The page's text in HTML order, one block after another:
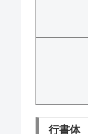
行書体